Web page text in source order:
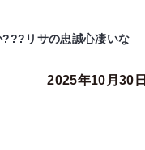
???リサの忠誠心凄いな
2025年10月30日